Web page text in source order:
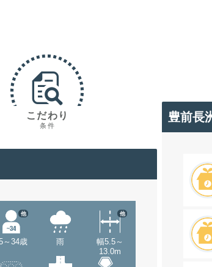
こだわり
条件
～34歳
他
雨
幅5.5～
13.0m
他
豊前長